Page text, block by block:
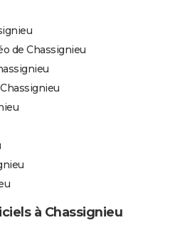
de Chassignieu
à Chassignieu